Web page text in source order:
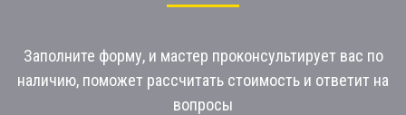
Заполните форму, и мастер проконсультирует вас по
наличию, поможет рассчитать стоимость и ответит на
вопросы